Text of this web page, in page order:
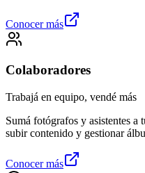
Conocer más
Colaboradores
Trabajá en equipo, vendé más
Sumá fotógrafos y asistentes a
subir contenido y gestionar
Conocer más